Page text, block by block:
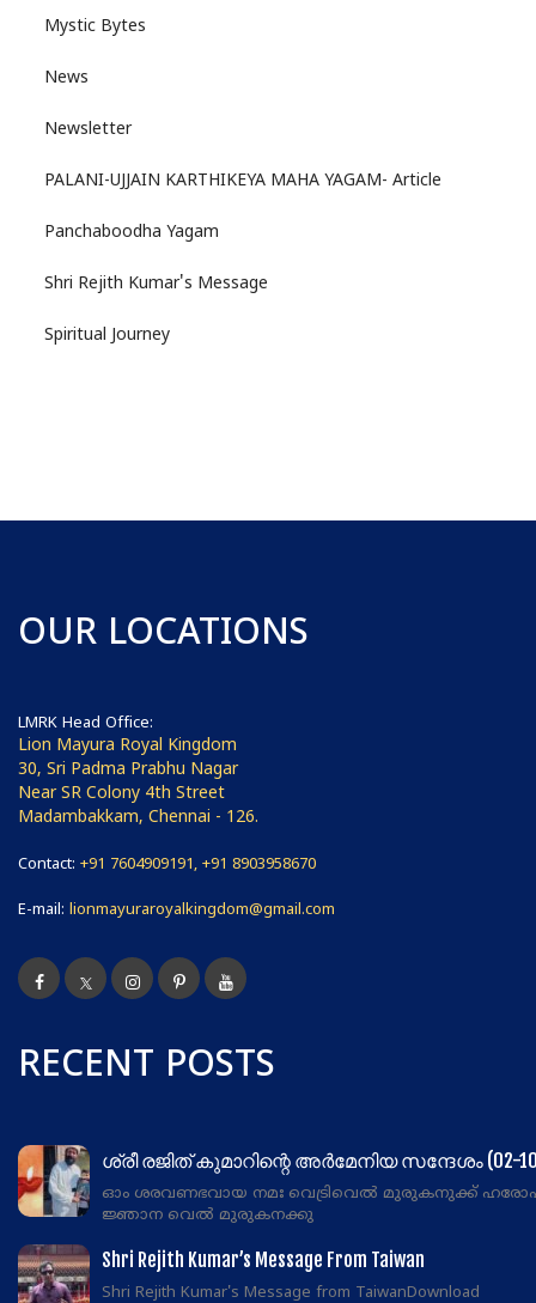
Mystic Bytes
News
Newsletter
PALANI-UJJAIN KARTHIKEYA MAHA YAGAM- Article
Panchaboodha Yagam
Shri Rejith Kumar's Message
Spiritual Journey
OUR LOCATIONS
LMRK Head Office:
Lion Mayura Royal Kingdom
30, Sri Padma Prabhu Nagar
Near SR Colony 4th Street
Madambakkam, Chennai - 126.
Contact: +91 7604909191, +91 8903958670
E-mail: lionmayuraroyalkingdom@gmail.com
RECENT POSTS
ശ്രീ രജിത് കുമാറിന്റെ അർമേനിയ സന്ദേശം (02-
ഓം ശരവണഭവായ നമഃ വെട്രിവെൽ മുരുകനുക്ക്
ജ്ഞാന വെൽ മുരുകനക്കു
Shri Rejith Kumar’s Message From Taiwan
Shri Rejith Kumar's Message from TaiwanDownload